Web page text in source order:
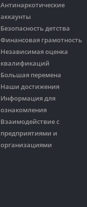
Антинаркотические
аккаунты
Безопасность детства
Финансовая грамотность
Независимая оценка
квалификаций
Большая перемена
Наши достижения
Информация для
ознакомления
Взаимодействие с
предприятиями и
организациями